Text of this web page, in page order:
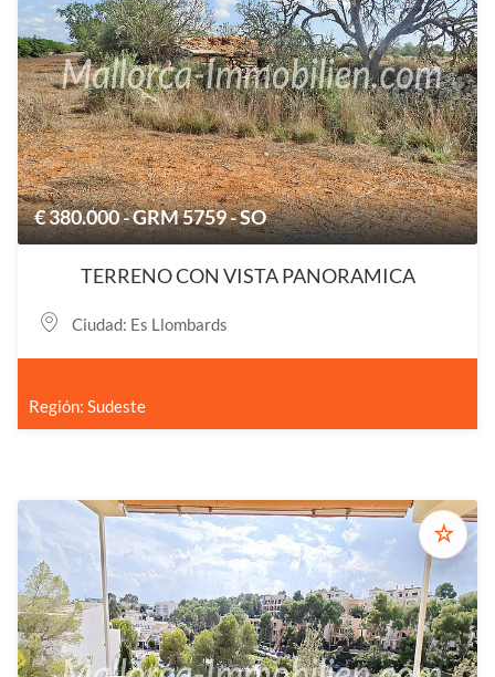
€ 380.000 - GRM 5759 - SO
TERRENO CON VISTA PANORAMICA
Ciudad: Es Llombards
Región: Sudeste
☆